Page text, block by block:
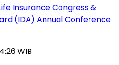
Insurance Congress &
(IDA) Annual Conference
WIB